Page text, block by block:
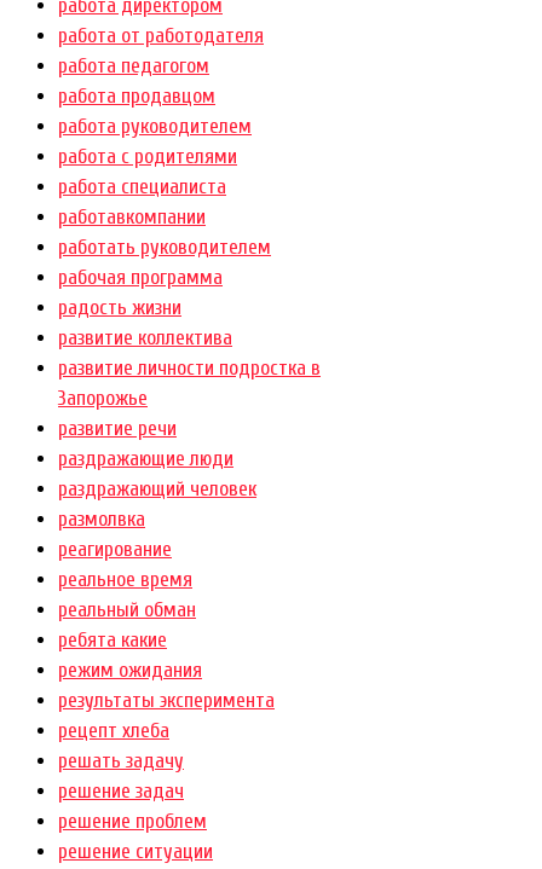
работа директором
работа от работодателя
работа педагогом
работа продавцом
работа руководителем
работа с родителями
работа специалиста
работавкомпании
работать руководителем
рабочая программа
радость жизни
развитие коллектива
развитие личности подростка в
Запорожье
развитие речи
раздражающие люди
раздражающий человек
размолвка
реагирование
реальное время
реальный обман
ребята какие
режим ожидания
результаты эксперимента
рецепт хлеба
решать задачу
решение задач
решение проблем
решение ситуации